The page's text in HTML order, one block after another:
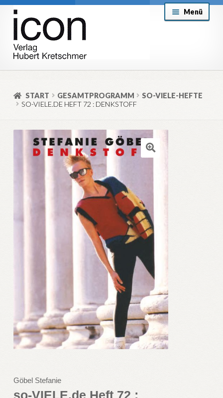
Zur
Navigation
springen
Zum
Inhalt
springen
Menü
About
Versand & Lieferung
Aktuell
START GESAMTPROGRAMM
SO-VIELE-HEFTE
SO-VIELE.DE HEFT 72 : DENKSTOFF
Göbel Stefanie
so-VIELE.de Heft 72 :